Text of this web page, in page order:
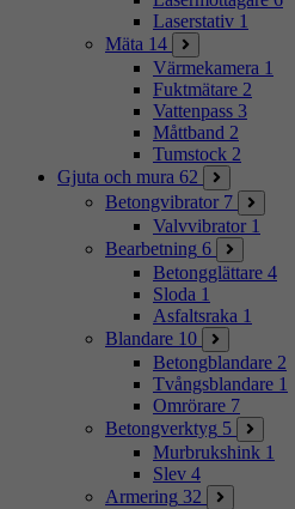
Laserstativ 1
Mäta 14
Värmekamera 1
Fuktmätare 2
Vattenpass 3
Måttband 2
Tumstock 2
Gjuta och mura 62
Betongvibrator 7
Valvvibrator 1
Bearbetning 6
Betongglättare 4
Sloda 1
Asfaltsraka 1
Blandare 10
Betongblandare 2
Tvångsblandare 1
Omrörare 7
Betongverktyg 5
Murbrukshink 1
Slev 4
Armering 32